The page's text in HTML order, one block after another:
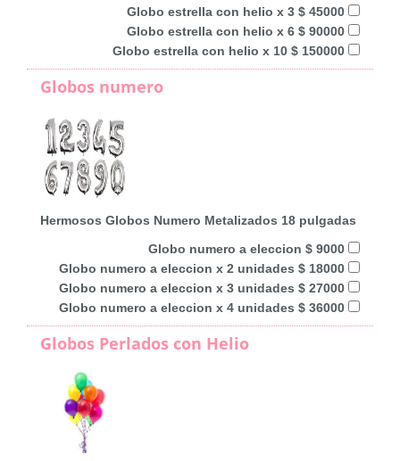
Globo estrella con helio x 3 $ 45000
Globo estrella con helio x 6 $ 90000
Globo estrella con helio x 10 $ 150000
Globos numero
Hermosos Globos Numero Metalizados 18 pulgadas
Globo numero a eleccion $ 9000
Globo numero a eleccion x 2 unidades $ 18000
Globo numero a eleccion x 3 unidades $ 27000
Globo numero a eleccion x 4 unidades $ 36000
Globos Perlados con Helio